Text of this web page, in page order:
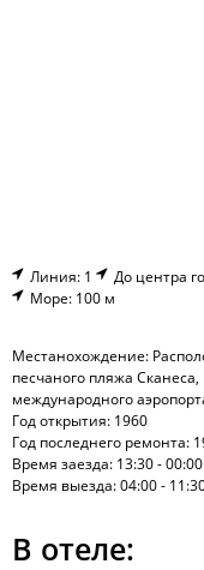
Линия: 1 До центра
Море: 100 м
Местанохождение:
песчаного пляжа
международного
Год открытия: 1960
Год последнего ремонта:
Время заезда: 13:30 - 00:00
Время выезда: 04:00 -
В отеле: